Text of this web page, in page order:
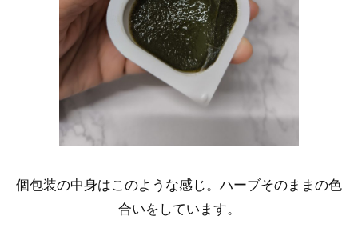
個包装の中身はこのような感じ。ハーブそのままの色
合いをしています。